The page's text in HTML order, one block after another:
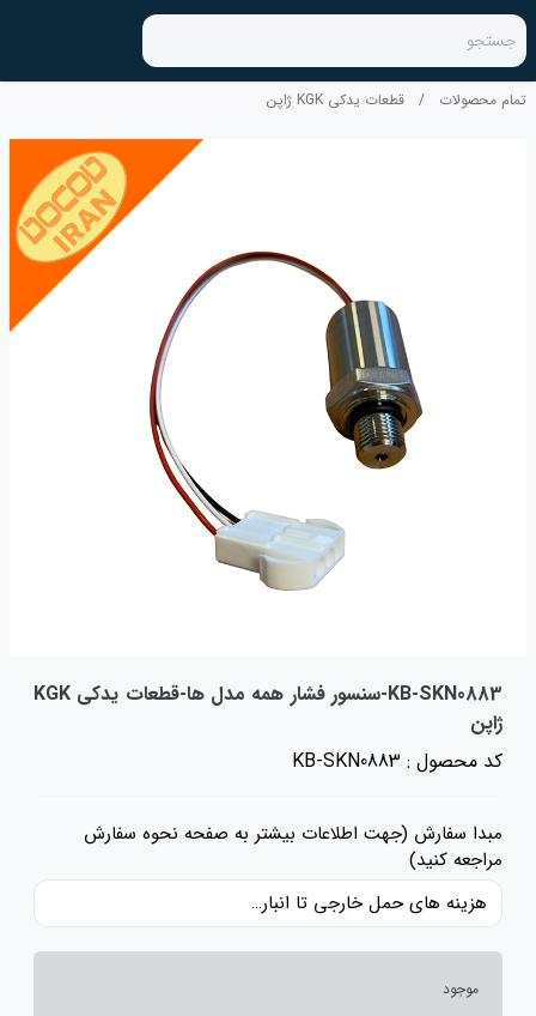
جستجو
تمام محصولات / قطعات یدکی KGK ژاپن
KB-SKN0883-سنسور فشار همه مدل ها-قطعات یدکی KGK
ژاپن
کد محصول : KB-SKN0883
مبدا سفارش (جهت اطلاعات بیشتر به صفحه نحوه سفارش
مراجعه کنید)
هزینه های حمل خارجی تا انبار ایران، حقوق گمرکی و عوارض و مالیات و سایر هزینه های کالا به قیمت ریالی کالا اضافه شده است و حمل داخلی رایگان می باشد.
موجود